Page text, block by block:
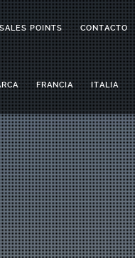
SALES POINTS CONTACTO
FRANCIA ITALIA